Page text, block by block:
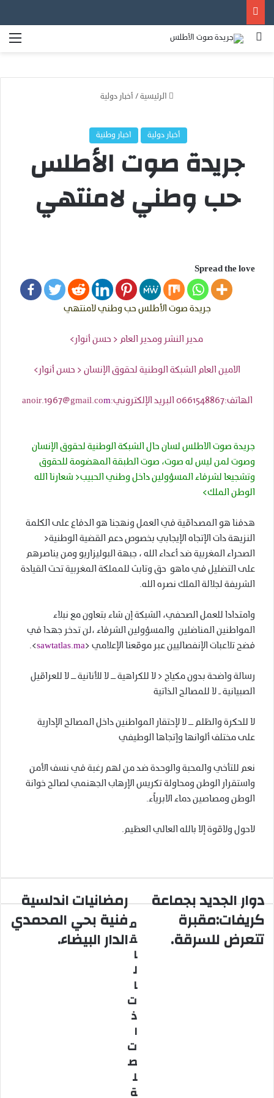
بحث عن
الرئيسية / أخبار دولية
أخبار دولية اخبار وطنية
جريدة صوت الأطلس
حب وطني لامنتهي
Spread the love
جريدة صوت الأطلس حب وطني لامنتهي
مدير النشر ومدير العام < حسن أنوار>
الامين العام الشبكة الوطنية لحقوق الإنسان < حسن أنوار>
الهاتف:0661548867 البريد الإلكتروني:anoir.1967@gmail.co m
جريدة صوت الاطلس لسان حال الشبكة الوطنية لحقوق الإنسان
وصوت لمن ليس له صوت، صوت الطبقة المهضومة للحقوق
وتشجيعا لشرفاء المسؤولين داخل وطني الحبيب< شعارنا الله
الوطن الملك>
هدفنا هو المصداقية في العمل ونهجنا هو الدفاع على الكلمة
النزيهة دات الإتجاه الإيجابي بخصوص دعم القضية الوطنية<
الصحراء المغربية ضد أعداء الله ، جبهة البوليزاريو ومن يناصرهم
على التضليل في ماهو حق وتابث للمملكة المغربية تحت القيادة
الشريفة لجلالة الملك نصره الله.
وامتدادا للعمل الصحفي، الشبكة إن شاء بتعاون مع نبلاء
المواطنين المناضلين والمسؤولين الشرفاء ،لن تدخر جهدا في
فضح تلاعبات الإنفصاليين عبر موقعنا الإعلامي <sawtatlas.ma
>.
رسالة واضحة بدون مكياج < لا للكراهية ــ لا للأنانية ــ لا للعراقيل
الصبيانية ـ لا للمصالح الذاتية
لا للحكرة والظلم ــ لا لإحتقار المواطنين داخل المصالح الإدارية
على مختلف ألوانها وإتجاها الوطيفي
نعم للتأخي والمحبة والوحدة ضد من لهم رغبة في نسف الأمن
واستقرار الوطن ومحاولة تكريس الإرهاب الجهنمي لصالح خوانة
الوطن ومصاصين دماء الابرياْء.
لاحول ولاقوة إلا بالله العالي العظيم.
د
ا
ر
دوار الجديد بجماعة
كريفات:مقبرة
تتعرض للسرقة.
ر
م
ض
ا
رمضانيات اندلسية
فنية بحي المحمدي
الدار البيضاء.
م
ق
ا
ل
ا
ت
ذ
ا
ت
ص
ل
ة